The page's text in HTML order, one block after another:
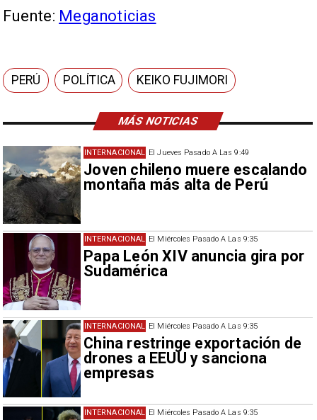
MÁS NOTICIAS
El Jueves Pasado A Las 9:49
Joven chileno muere escalando
montaña más alta de Perú
INTERNACIONAL
El Miércoles Pasado A Las 9:35
Papa León XIV anuncia gira por
Sudamérica
INTERNACIONAL
El Miércoles Pasado A Las 9:35
China restringe exportación de
drones a EEUU y sanciona
empresas
INTERNACIONAL
El Miércoles Pasado A Las 9:35
INTERNACIONAL
Fuente: Meganoticias
PERÚ POLÍTICA KEIKO FUJIMORI